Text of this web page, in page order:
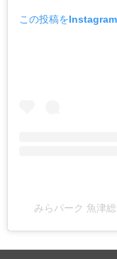
この投稿を
みらパーク 魚津